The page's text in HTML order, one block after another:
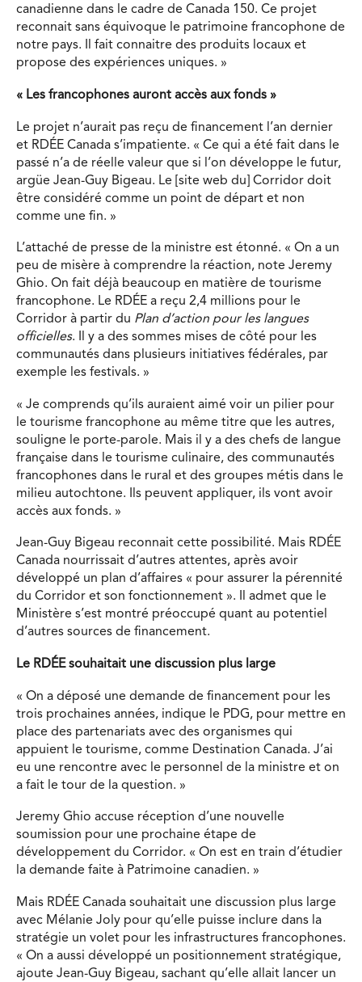
canadienne dans le cadre de Canada 150. Ce projet
reconnait sans équivoque le patrimoine francophone de
notre pays. Il fait connaitre des produits locaux et
propose des expériences uniques. »
« Les francophones auront accès aux fonds »
Le projet n’aurait pas reçu de financement l’an dernier
et RDÉE Canada s’impatiente. « Ce qui a été fait dans le
passé n’a de réelle valeur que si l’on développe le futur,
argüe Jean-Guy Bigeau. Le [site web du] Corridor doit
être considéré comme un point de départ et non
comme une fin. »
L’attaché de presse de la ministre est étonné. « On a un
peu de misère à comprendre la réaction, note Jeremy
Ghio. On fait déjà beaucoup en matière de tourisme
francophone. Le RDÉE a reçu 2,4 millions pour le
Corridor à partir du Plan d’action pour les langues
officielles. Il y a des sommes mises de côté pour les
communautés dans plusieurs initiatives fédérales, par
exemple les festivals. »
« Je comprends qu’ils auraient aimé voir un pilier pour
le tourisme francophone au même titre que les autres,
souligne le porte-parole. Mais il y a des chefs de langue
française dans le tourisme culinaire, des communautés
francophones dans le rural et des groupes métis dans le
milieu autochtone. Ils peuvent appliquer, ils vont avoir
accès aux fonds. »
Jean-Guy Bigeau reconnait cette possibilité. Mais RDÉE
Canada nourrissait d’autres attentes, après avoir
développé un plan d’affaires « pour assurer la pérennité
du Corridor et son fonctionnement ». Il admet que le
Ministère s’est montré préoccupé quant au potentiel
d’autres sources de financement.
Le RDÉE souhaitait une discussion plus large
« On a déposé une demande de financement pour les
trois prochaines années, indique le PDG, pour mettre en
place des partenariats avec des organismes qui
appuient le tourisme, comme Destination Canada. J’ai
eu une rencontre avec le personnel de la ministre et on
a fait le tour de la question. »
Jeremy Ghio accuse réception d’une nouvelle
soumission pour une prochaine étape de
développement du Corridor. « On est en train d’étudier
la demande faite à Patrimoine canadien. »
Mais RDÉE Canada souhaitait une discussion plus large
avec Mélanie Joly pour qu’elle puisse inclure dans la
stratégie un volet pour les infrastructures francophones.
« On a aussi développé un positionnement stratégique,
ajoute Jean-Guy Bigeau, sachant qu’elle allait lancer un